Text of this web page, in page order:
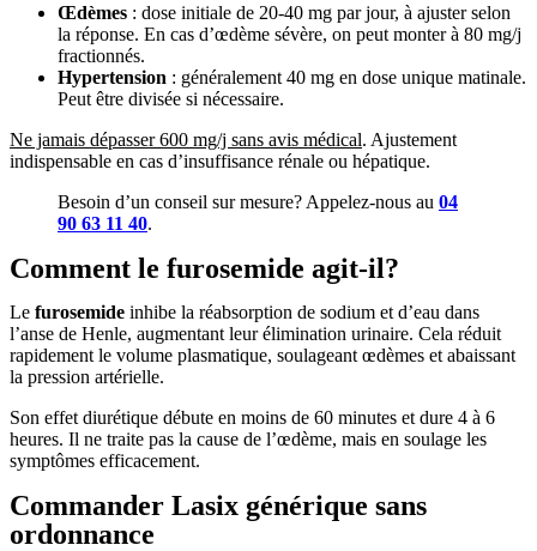
Œdèmes : dose initiale de 20-40 mg par jour, à ajuster selon
la réponse. En cas d’œdème sévère, on peut monter à 80 mg/j
fractionnés.
Hypertension : généralement 40 mg en dose unique matinale.
Peut être divisée si nécessaire.
Ne jamais dépasser 600 mg/j sans avis médical. Ajustement
indispensable en cas d’insuffisance rénale ou hépatique.
Besoin d’un conseil sur mesure? Appelez-nous au 04
90 63 11 40.
Comment le furosemide agit-il?
Le furosemide inhibe la réabsorption de sodium et d’eau dans
l’anse de Henle, augmentant leur élimination urinaire. Cela réduit
rapidement le volume plasmatique, soulageant œdèmes et abaissant
la pression artérielle.
Son effet diurétique débute en moins de 60 minutes et dure 4 à 6
heures. Il ne traite pas la cause de l’œdème, mais en soulage les
symptômes efficacement.
Commander Lasix générique sans
ordonnance